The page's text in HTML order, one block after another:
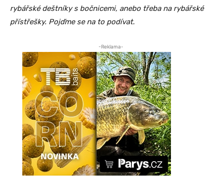
rybářské deštníky s bočnicemi, anebo třeba na rybářské
přístřešky. Pojďme se na to podívat.
-Reklama-